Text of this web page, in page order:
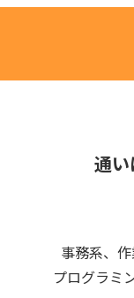
通
事務系、
プログラミ